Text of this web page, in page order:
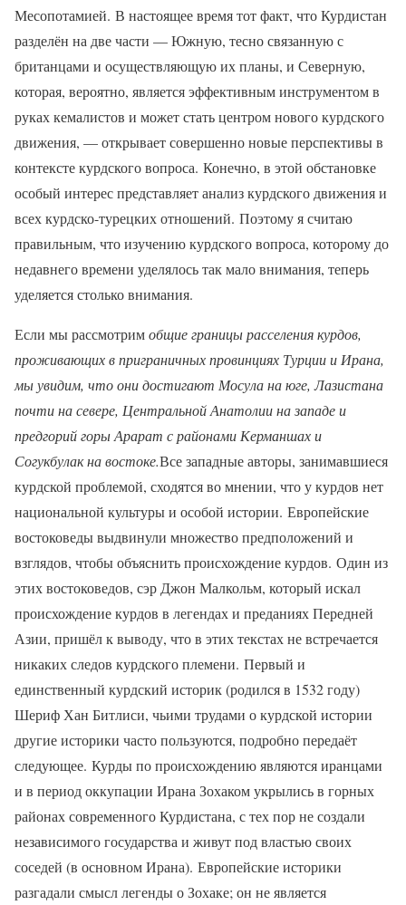
Месопотамией. В настоящее время тот факт, что Курдистан
разделён на две части — Южную, тесно связанную с
британцами и осуществляющую их планы, и Северную,
которая, вероятно, является эффективным инструментом в
руках кемалистов и может стать центром нового курдского
движения, — открывает совершенно новые перспективы в
контексте курдского вопроса. Конечно, в этой обстановке
особый интерес представляет анализ курдского движения и
всех курдско-турецких отношений. Поэтому я считаю
правильным, что изучению курдского вопроса, которому до
недавнего времени уделялось так мало внимания, теперь
уделяется столько внимания.
Если мы рассмотримобщие границы расселения курдов,
проживающих в приграничных провинциях Турции и Ирана,
мы увидим, что они достигают Мосула на юге, Лазистана
почти на севере, Центральной Анатолии на западе и
предгорий горы Арарат с районами Керманшах и
Согукбулак на востоке.Все западные авторы, занимавшиеся
курдской проблемой, сходятся во мнении, что у курдов нет
национальной культуры и особой истории. Европейские
востоковеды выдвинули множество предположений и
взглядов, чтобы объяснить происхождение курдов. Один из
этих востоковедов, сэр Джон Малкольм, который искал
происхождение курдов в легендах и преданиях Передней
Азии, пришёл к выводу, что в этих текстах не встречается
никаких следов курдского племени. Первый и
единственный курдский историк (родился в 1532 году)
Шериф Хан Битлиси, чьими трудами о курдской истории
другие историки часто пользуются, подробно передаёт
следующее. Курды по происхождению являются иранцами
и в период оккупации Ирана Зохаком укрылись в горных
районах современного Курдистана, с тех пор не создали
независимого государства и живут под властью своих
соседей (в основном Ирана). Европейские историки
разгадали смысл легенды о Зохаке; он не является